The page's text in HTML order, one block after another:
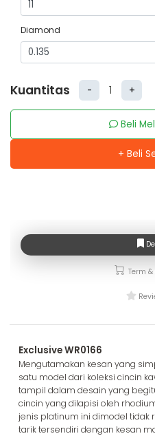
Diamond
Kuantitas - +
Beli
+ Beli
Term
Exclusive WR0166
Mengutamakan kesan yang
satu model dari koleksi cincin
tampil dalam desain yang
cincin yang dilapisi oleh
jenis platinum ini dimodel tidak
tarik tersendiri dengan kesan